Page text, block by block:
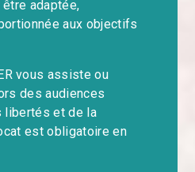
adaptée,
aux objectifs
vous assiste ou
des audiences
libertés et de la
est obligatoire en